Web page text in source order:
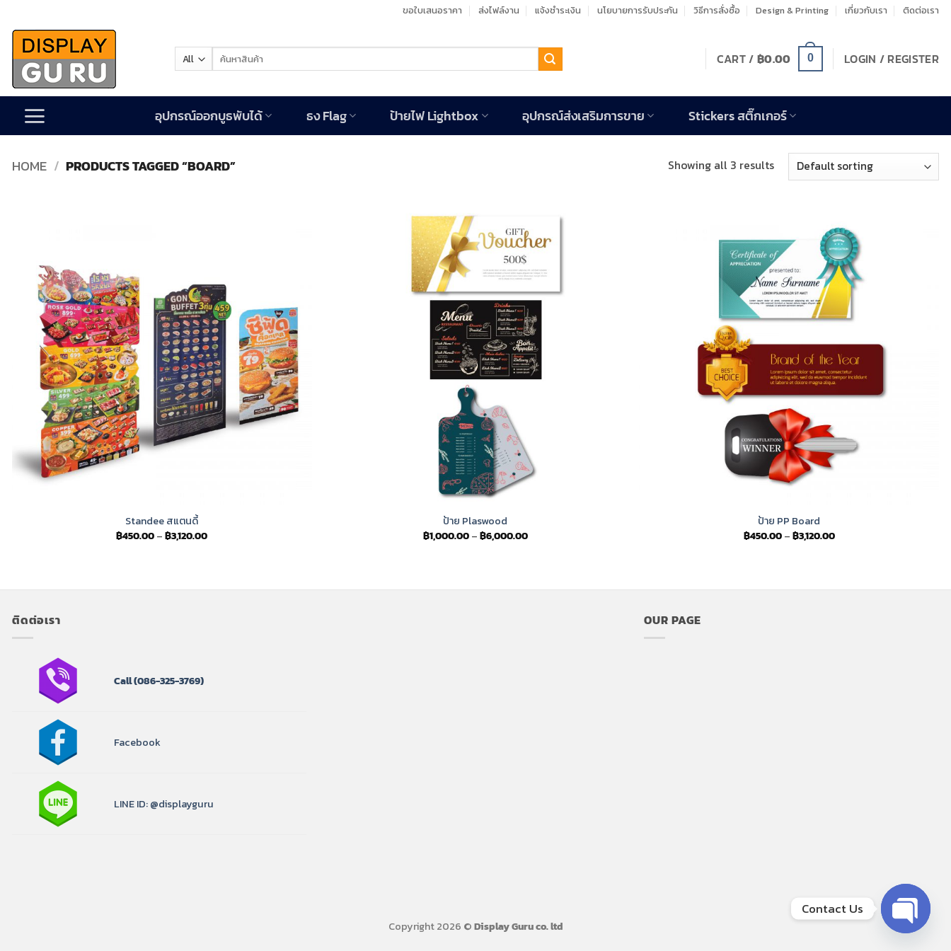
content
ขอใบเสนอราคา ส่งไฟล์งาน แจ้งชำระเงิน นโยบายการรับประกัน วิธีการสั่งซื้อ Design & Printing เกี่ยวกับเรา ติดต่อเรา
Search
for:
CART /฿0.00 0 LOGIN / REGISTER
อุปกรณ์ออกบูธพับได้ ธง Flag ป้ายไฟ Lightbox อุปกรณ์ส่งเสริมการขาย Stickers สติ๊กเกอร์
HOME / PRODUCTS TAGGED “BOARD” Showing all 3 results
Standee สแตนดี้
฿450.00–฿3,120.00Price
ป้าย Plaswood
฿1,000.00–฿6,000.00Price
range:
ป้าย PP Board
฿450.00–฿3,120.00Price
range:
ติดต่อเรา
Call(086-325-3769)
Facebook
LINE ID: @displayguru
OUR PAGE
Copyright 2026 ©Display Guru co. ltd
Contact Us